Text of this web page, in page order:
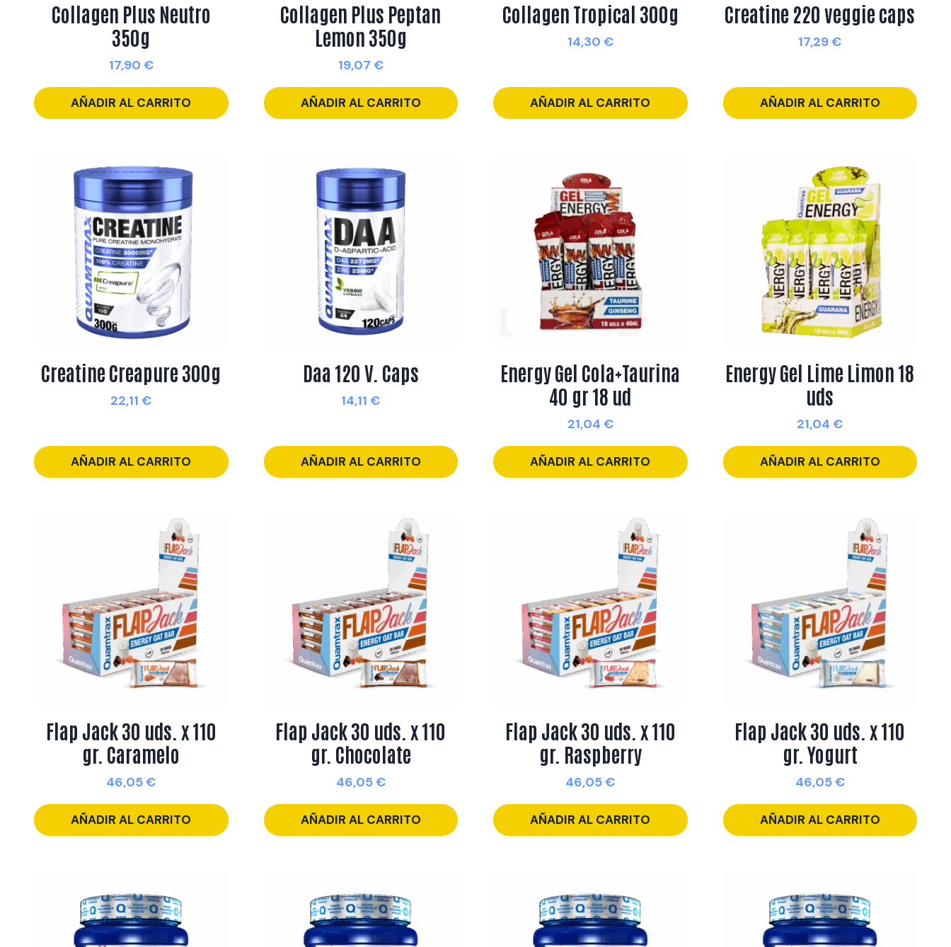
Collagen Plus Neutro
350g
17,90 €
AÑADIR AL CARRITO
Collagen Plus Peptan
Lemon 350g
19,07 €
AÑADIR AL CARRITO
Collagen Tropical 300g
14,30 €
AÑADIR AL CARRITO
Creatine 220 veggie caps
17,29€
AÑADIR AL CARRITO
Creatine Creapure 300g
22,11€
AÑADIR AL CARRITO
Daa 120 V. Caps
14,11€
AÑADIR AL CARRITO
Energy Gel Cola+Taurina
40 gr 18 ud
21,04 €
AÑADIR AL CARRITO
Energy Gel Lime Limon 18
uds
21,04€
AÑADIR AL CARRITO
Flap Jack 30 uds. x 110
gr. Caramelo
46,05€
AÑADIR AL CARRITO
Flap Jack 30 uds. x 110
gr. Chocolate
46,05€
AÑADIR AL CARRITO
Flap Jack 30 uds. x 110
gr. Raspberry
46,05€
AÑADIR AL CARRITO
Flap Jack 30 uds. x 110
gr. Yogurt
46,05€
AÑADIR AL CARRITO